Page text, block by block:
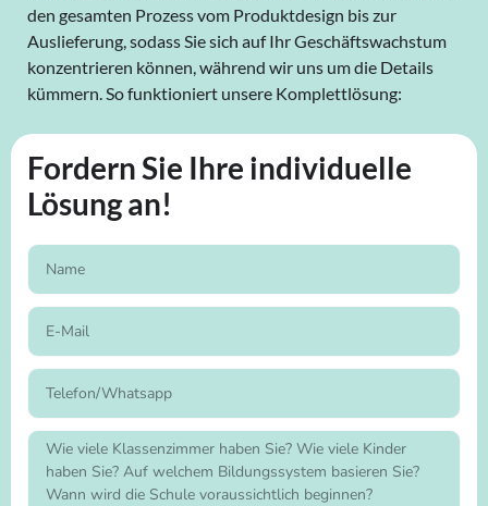
den gesamten Prozess vom Produktdesign bis zur
Auslieferung, sodass Sie sich auf Ihr Geschäftswachstum
konzentrieren können, während wir uns um die Details
kümmern. So funktioniert unsere Komplettlösung:
Fordern Sie Ihre individuelle
Lösung an!